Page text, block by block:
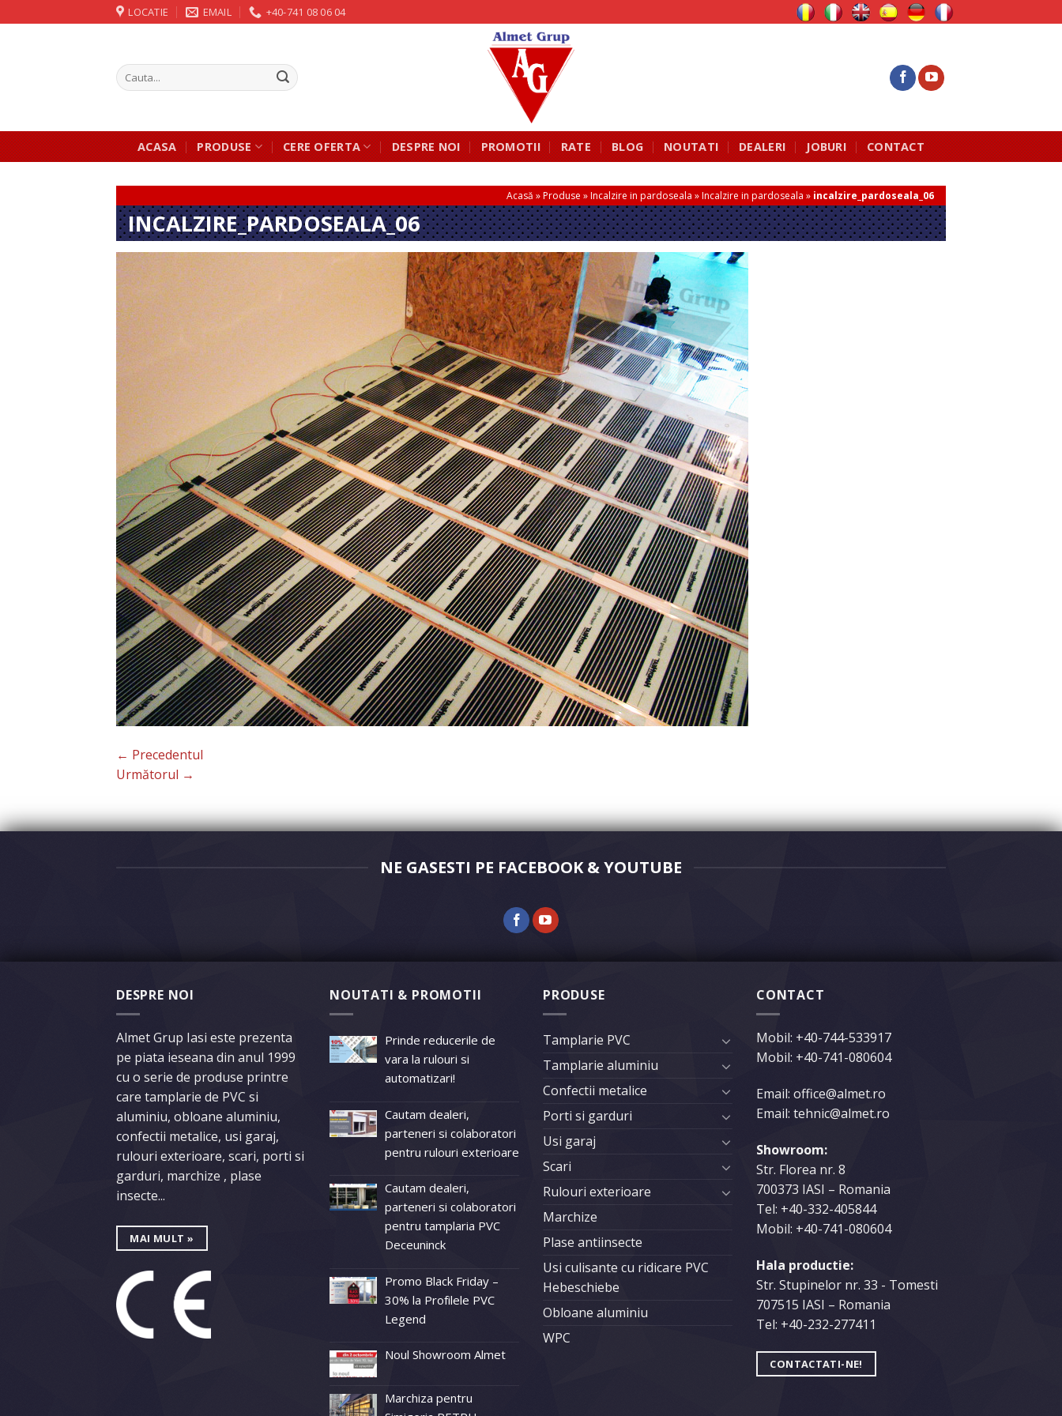
to
LOCATIE EMAIL +40-741 08 06 04
ACASA PRODUSE CERE OFERTA DESPRE NOI PROMOTII RATE BLOG NOUTATI DEALERI JOBURI CONTACT
Acasă »Produse »Incalzire in pardoseala »Incalzire in pardoseala » incalzire_pardoseala_06
INCALZIRE_PARDOSEALA_06
← Precedentul
Următorul →
NE GASESTI PE FACEBOOK & YOUTUBE
DESPRE NOI
Almet Grup Iasi este prezenta
pe piata ieseana din anul 1999
cu o serie de produse printre
care tamplarie de PVC si
aluminiu, obloane aluminiu,
confectii metalice, usi garaj,
rulouri exterioare, scari, porti si
garduri, marchize , plase
insecte...
MAI MULT »
NOUTATI & PROMOTII
Prinde reducerile de
vara la rulouri si
automatizari!
Cautam dealeri,
parteneri si colaboratori
pentru rulouri exterioare
Cautam dealeri,
parteneri si colaboratori
pentru tamplaria PVC
Deceuninck
Promo Black Friday –
30% la Profilele PVC
Legend
Noul Showroom Almet
Marchiza pentru
PRODUSE
Tamplarie PVC
Tamplarie aluminiu
Confectii metalice
Porti si garduri
Usi garaj
Scari
Rulouri exterioare
Marchize
Plase antiinsecte
Usi culisante cu ridicare PVC
Hebeschiebe
Obloane aluminiu
WPC
CONTACT
Mobil: +40-744-533917
Mobil: +40-741-080604
Email: office@almet.ro
Email: tehnic@almet.ro
Showroom:
Str. Florea nr. 8
700373 IASI – Romania
Tel: +40-332-405844
Mobil: +40-741-080604
Hala productie:
Str. Stupinelor nr. 33 - Tomesti
707515 IASI – Romania
Tel: +40-232-277411
CONTACTATI-NE!